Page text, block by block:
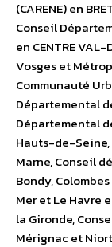
(CARENE) en
Conseil
en CENTRE
Vosges et
Communauté
Départemental
Départemental
Hauts-de-
Marne, Conseil
Bondy,
Mer et Le Havre
la Gironde,
Mérignac et Niort